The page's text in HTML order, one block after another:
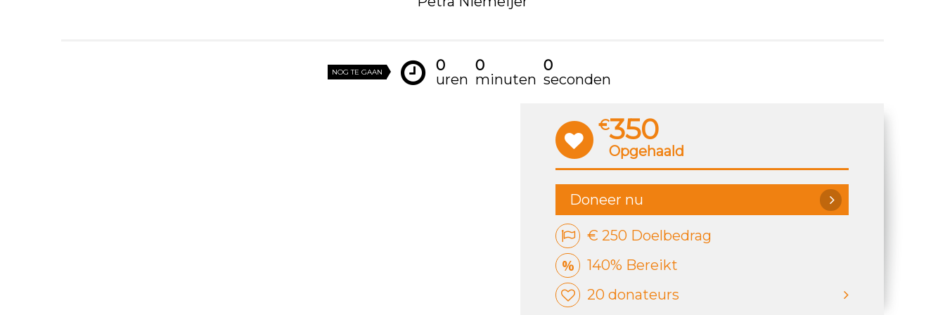
NOG TE GAAN
0
uren
0
minuten
0
seconden
€350
Opgehaald
Doneer nu
€ 250 Doelbedrag
140% Bereikt
20 donateurs